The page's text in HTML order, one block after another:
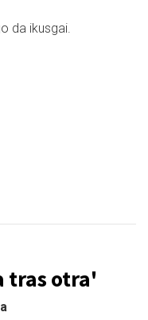
da ikusgai.
tras otra'